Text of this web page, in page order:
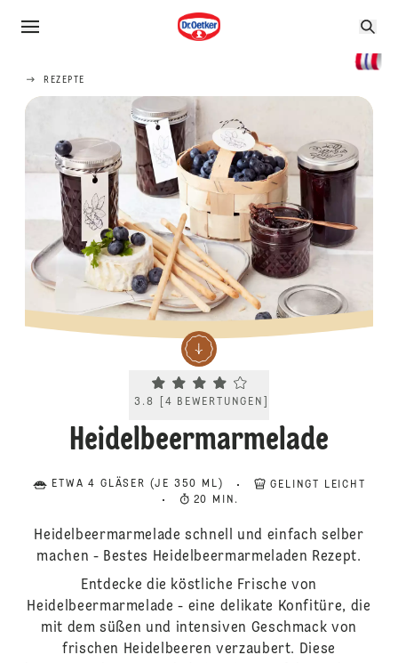
REZEPTE
Current rating 3.8. Click to rate.
3.8 4 BEWERTUNGEN
Heidelbeermarmelade
ETWA 4 GLÄSER (JE 350 ML)
GELINGT LEICHT
20 MIN.
Heidelbeermarmelade schnell und einfach selber
machen - Bestes Heidelbeermarmeladen Rezept.
Entdecke die köstliche Frische von
Heidelbeermarmelade - eine delikate Konfitüre, die
mit dem süßen und intensiven Geschmack von
frischen Heidelbeeren verzaubert. Diese